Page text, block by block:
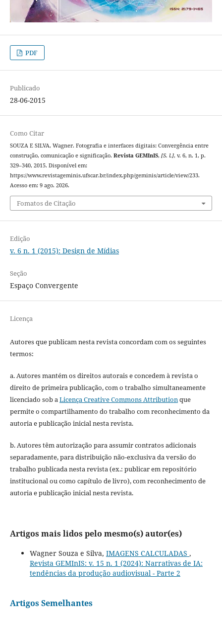
PDF
Publicado
28-06-2015
Como Citar
SOUZA E SILVA, Wagner. Fotografia e interfaces digitais: Convergência entre
construção, comunicação e significação. Revista GEMInIS, [S. l.], v. 6, n. 1, p.
329–340, 2015. Disponível em:
https://www.revistageminis.ufscar.br/index.php/geminis/article/view/233.
Acesso em: 9 ago. 2026.
Fomatos de Citação
Edição
v. 6 n. 1 (2015): Design de Mídias
Seção
Espaço Convergente
Licença
Autores que publicam nesta revista concordam com os seguintes
termos:
a. Autores mantém os direitos autorais e concedem à revista o
direito de primeira publicação, com o trabalho simultaneamente
licenciado sob aLicença Creative Commons Attributionque
permite o compartilhamento do trabalho com reconhecimento da
autoria e publicação inicial nesta revista.
b. Autores têm autorização para assumir contratos adicionais
separadamente, para distribuição não-exclusiva da versão do
trabalho publicada nesta revista (ex.: publicar em repositório
institucional ou como capítulo de livro), com reconhecimento de
autoria e publicação inicial nesta revista.
Artigos mais lidos pelo mesmo(s) autor(es)
Wagner Souza e Silva, IMAGENS CALCULADAS ,
Revista GEMInIS: v. 15 n. 1 (2024): Narrativas de IA:
tendências da produção audiovisual - Parte 2
Artigos Semelhantes